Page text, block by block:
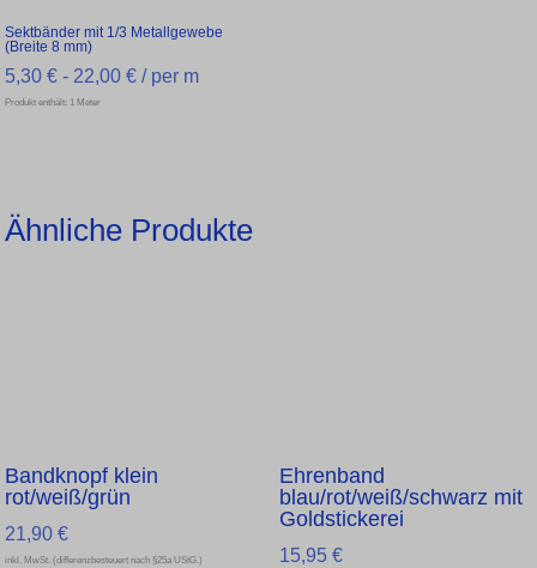
Sektbänder mit 1/3 Metallgewebe
(Breite 8 mm)
5,30 € - 22,00 € / per m
Produkt enthält: 1 Meter
Ähnliche Produkte
Bandknopf klein
rot/weiß/grün
21,90 €
inkl. MwSt. (differenzbesteuert nach §25a UStG.)
Ehrenband
blau/rot/weiß/schwarz mit
Goldstickerei
15,95 €